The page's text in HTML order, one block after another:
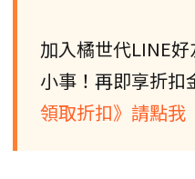
加入橘世代LINE
小事！再即享折扣
領取折扣》請點我